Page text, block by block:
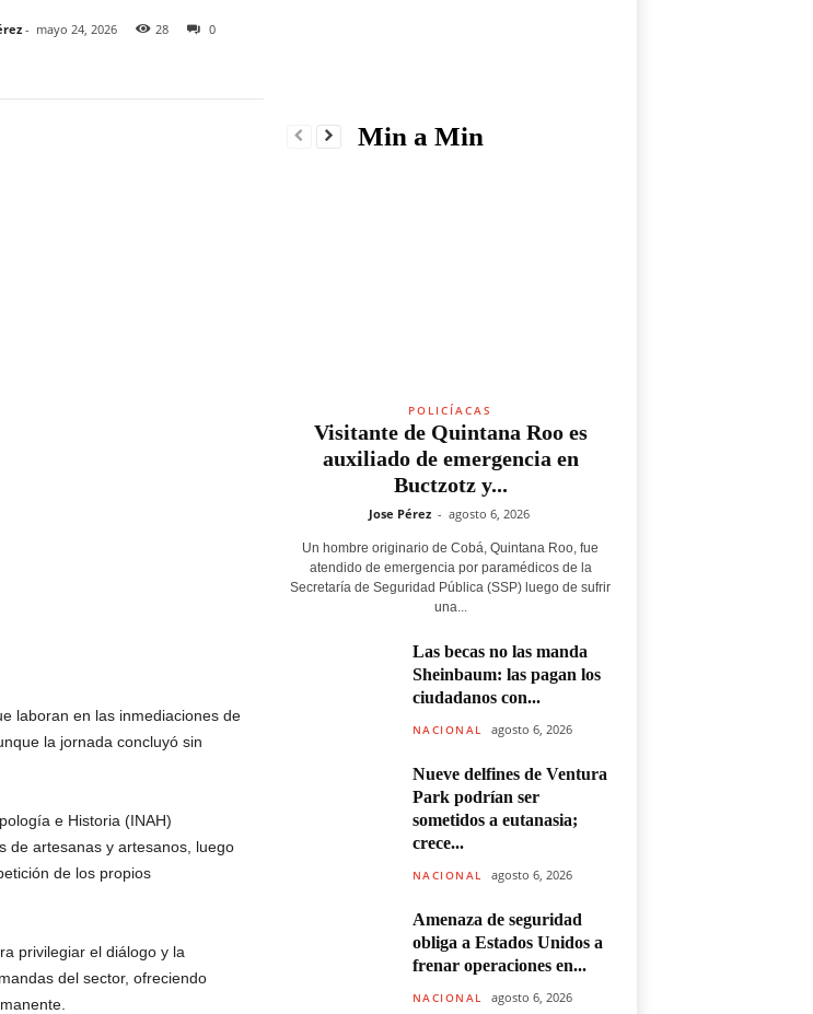
- mayo 24, 2026 28 0
laboran en las inmediaciones de
la jornada concluyó sin
e Historia (INAH)
de artesanas y artesanos, luego
de los propios
privilegiar el diálogo y la
del sector, ofreciendo
Min a Min
POLICÍACAS
Visitante de Quintana Roo es
auxiliado de emergencia en
Buctzotz y...
Jose Pérez - agosto 6, 2026
Un hombre originario de Cobá, Quintana Roo, fue
atendido de emergencia por paramédicos de la
Secretaría de Seguridad Pública (SSP) luego de sufrir
una...
Las becas no las manda
Sheinbaum: las pagan los
ciudadanos con...
NACIONAL agosto 6, 2026
Nueve delfines de Ventura
Park podrían ser
sometidos a eutanasia;
crece...
NACIONAL agosto 6, 2026
Amenaza de seguridad
obliga a Estados Unidos a
frenar operaciones en...
NACIONAL agosto 6, 2026